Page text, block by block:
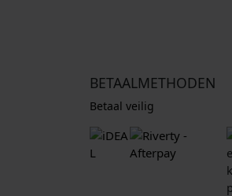
BETAALMETHODEN
Betaal veilig